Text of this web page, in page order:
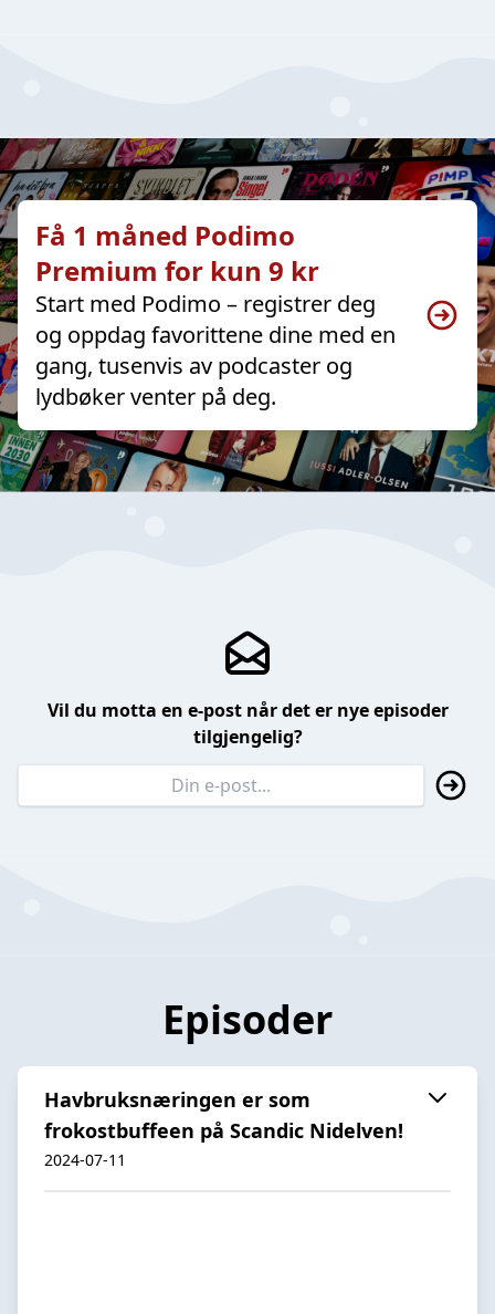
Få 1 måned Podimo
Premium for kun 9 kr
Start med Podimo – registrer deg
og oppdag favorittene dine med en
gang, tusenvis av podcaster og
lydbøker venter på deg.
Vil du motta en e-post når det er nye episoder
tilgjengelig?
Episoder
Havbruksnæringen er som
frokostbuffeen på Scandic Nidelven!
2024-07-11